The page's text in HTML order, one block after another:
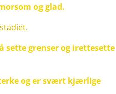
og glad.
sette grenser og irettesette
og er svært kjærlige